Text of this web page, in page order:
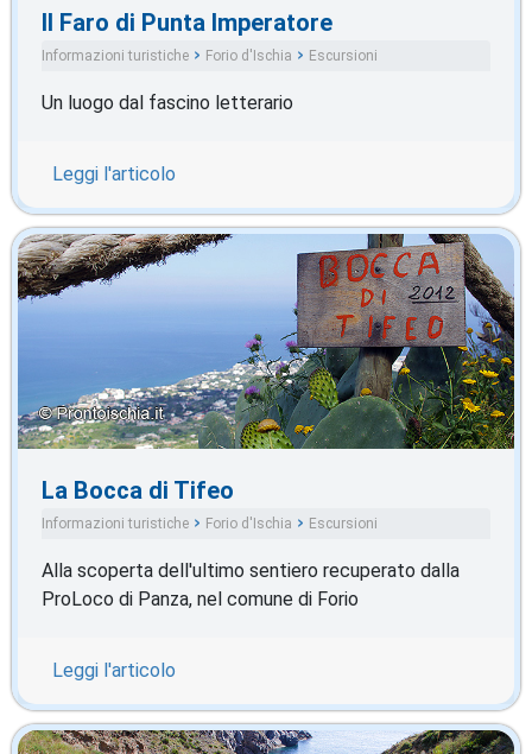
Il Faro di Punta Imperatore
Informazioni turistiche Forio d'Ischia Escursioni
Un luogo dal fascino letterario
Leggi l'articolo
La Bocca di Tifeo
Informazioni turistiche Forio d'Ischia Escursioni
Alla scoperta dell'ultimo sentiero recuperato dalla
ProLoco di Panza, nel comune di Forio
Leggi l'articolo